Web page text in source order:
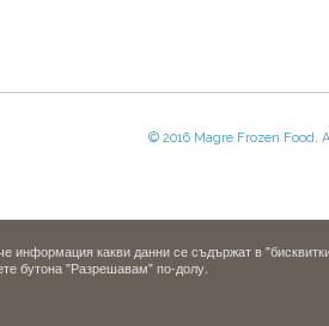
© 2016 Magre Frozen Food.
информация какви данни се съдържат в
бутона "Разрешавам" по-долу.